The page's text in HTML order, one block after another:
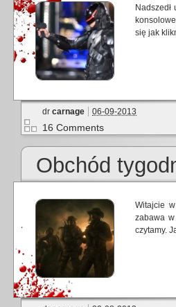
się jak
dr carnage 06-09-2013
16 Comments
Obchód
Witajcie
zabawa
czytamy.